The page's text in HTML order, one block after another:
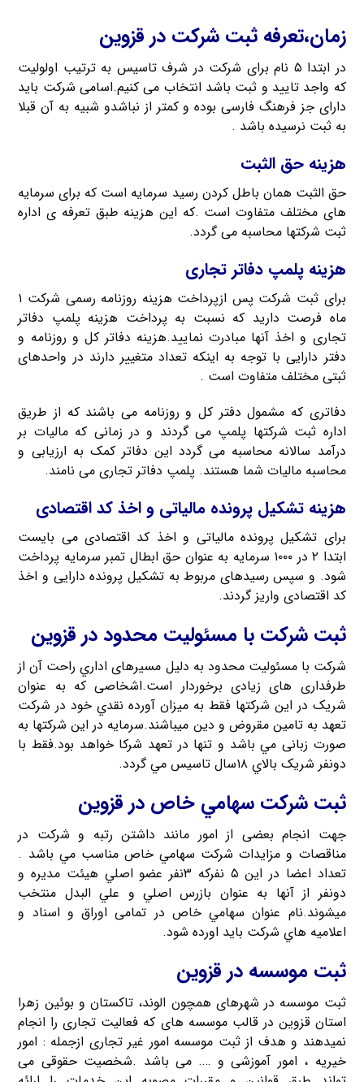
زمان،تعرفه ثبت شرکت در قزوین
در ابتدا ۵ نام برای شرکت در شرف تاسیس به ترتیب اولولیت
که واجد تایید و ثبت باشد انتخاب می کنیم.اسامی شرکت باید
دارای جز فرهنگ فارسی بوده و کمتر از نباشدو شبیه به آن قبلا
به ثبت نرسیده باشد .
هزینه حق الثبت
حق الثبت همان باطل کردن رسید سرمایه است که برای سرمایه
های مختلف متفاوت است .که این هزینه طبق تعرفه ی اداره
ثبت شرکتها محاسبه می گردد.
هزینه پلمپ دفاتر تجاری
برای ثبت شرکت پس ازپرداخت هزینه روزنامه رسمی شرکت ۱
ماه فرصت دارید که نسبت به پرداخت هزینه پلمپ دفاتر
تجاری و اخذ آنها مبادرت نمایید.هزینه دفاتر کل و روزنامه و
دفتر دارایی با توجه به اینکه تعداد متغییر دارند در واحدهای
ثبتی مختلف متفاوت است .
دفاتری که مشمول دفتر کل و روزنامه می باشند که از طریق
اداره ثبت شرکتها پلمپ می گردند و در زمانی که مالیات بر
درآمد سالانه محاسبه می گردد این دفاتر کمک به ارزیابی و
محاسبه مالیات شما هستند. پلمپ دفاتر تجاری می نامند.
هزینه تشکیل پرونده مالیاتی و اخذ کد اقتصادی
برای تشکیل پرونده مالیاتی و اخذ کد اقتصادی می بایست
ابتدا ۲ در ۱۰۰۰ سرمایه به عنوان حق ابطال تمبر سرمایه پرداخت
شود. و سپس رسیدهای مربوط به تشکیل پرونده دارایی و اخذ
کد اقتصادی واریز گردند.
ثبت شرکت با مسئوليت محدود در قزوین
شرکت با مسئوليت محدود به دليل مسیرهای اداري راحت آن از
طرفداری های زیادی برخوردار است.اشخاصی که به عنوان
شریک در اين شرکتها فقط به ميزان آورده نقدي خود در شرکت
تعهد به تامين مقروض و دین میباشند.سرمايه در اين شرکتها به
صورت زبانی مي باشد و تنها در تعهد شرکا خواهد بود.فقط با
دونفر شريک بالاي ۱۸سال تاسیس مي گردد.
ثبت شرکت سهامي خاص در قزوین
جهت انجام بعضی از امور مانند داشتن رتبه و شرکت در
مناقصات و مزايدات شرکت سهامي خاص مناسب مي باشد .
تعداد اعضا در این ۵ نفرکه ۳نفر عضو اصلي هيئت مديره و
دونفر از آنها به عنوان بازرس اصلي و علي البدل منتخب
میشوند.نام عنوان سهامي خاص در تمامی اوراق و اسناد و
اعلاميه هاي شرکت باید اورده شود.
ثبت موسسه در قزوین
ثبت موسسه در شهرهای همچون الوند، تاکستان و بوئین زهرا
استان قزوین در قالب موسسه های که فعالیت تجاری را انجام
نمیدهند و هدف از ثبت موسسه امور غیر تجاری ازجمله : امور
خیریه ، امور آموزشی و …. می باشد .شخصیت حقوقی می